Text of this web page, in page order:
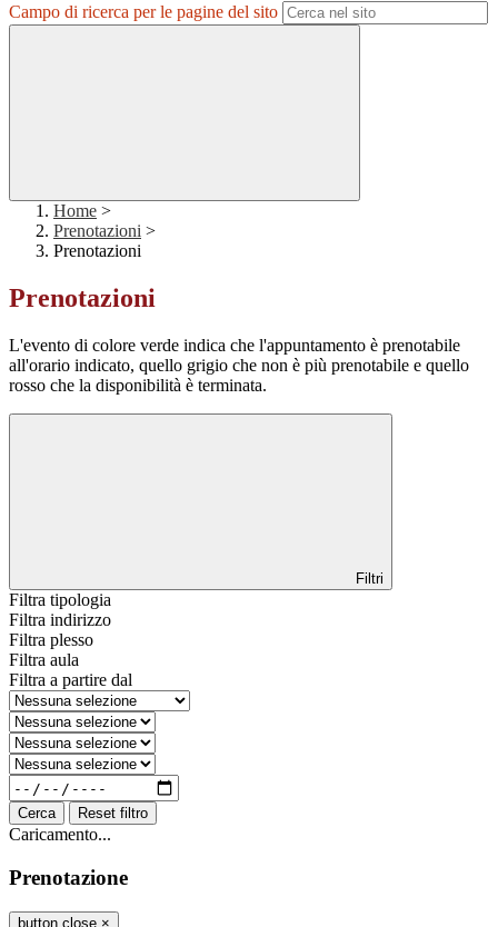
Campo di ricerca per le pagine del sito
Home >
Prenotazioni >
Prenotazioni
Prenotazioni
L'evento di colore verde indica che l'appuntamento è prenotabile
all'orario indicato, quello grigio che non è più prenotabile e quello
rosso che la disponibilità è terminata.
Filtri
Filtra tipologia
Filtra indirizzo
Filtra plesso
Filtra aula
Filtra a partire dal
Cerca Reset filtro
Caricamento...
Prenotazione
button close ×